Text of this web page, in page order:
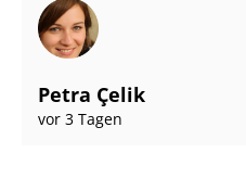
Petra Çelik
vor 3 Tagen